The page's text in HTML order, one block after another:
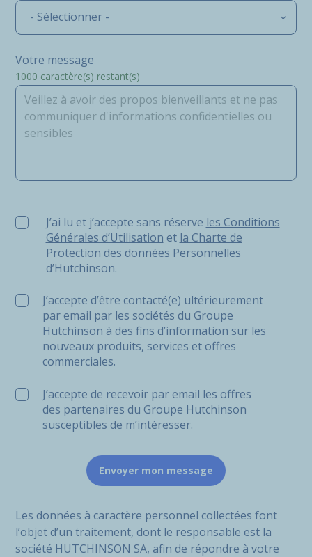
- Sélectionner -
Votre message
1000 caractère(s) restant(s)
J’ai lu et j’accepte sans réserve les Conditions
J’ai lu et j’accepte sans réserve les Conditions
Générales d’Utilisation et la Charte de
Protection des données Personnelles
d’Hutchinson.
J’accepte d’être contacté(e) ultérieurement
par email par les sociétés du Groupe
Hutchinson à des fins d’information sur les
nouveaux produits, services et offres
commerciales.
J’accepte de recevoir par email les offres
des partenaires du Groupe Hutchinson
susceptibles de m’intéresser.
Les données à caractère personnel collectées font
l’objet d’un traitement, dont le responsable est la
société HUTCHINSON SA, afin de répondre à votre